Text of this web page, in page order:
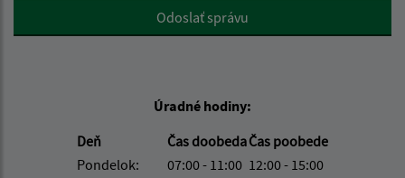
Google reCaptcha ResponseOdoslať správu
Úradné hodiny:
Deň
Čas doobedaČas poobede
Pondelok:
07:00 - 11:00 12:00 - 15:00